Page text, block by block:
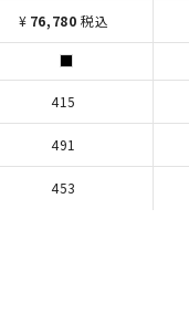
¥ 76,780 税込
415
491
453